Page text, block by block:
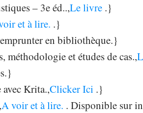
– 3e éd..,Le livre .}
et à lire. .}
en bibliothèque.}
et études de cas.,
Krita.,Clicker Ici .}
A voir et à lire. . Disponible sur